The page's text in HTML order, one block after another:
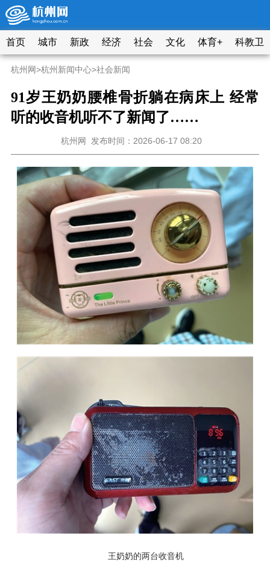
首页 城市 新政 经济 社会 文化 体育+ 科教卫
杭州网>杭州新闻中心>社会新闻
91岁王奶奶腰椎骨折躺在病床上 经常
听的收音机听不了新闻了……
杭州网 发布时间：2026-06-17 08:20
王奶奶的两台收音机